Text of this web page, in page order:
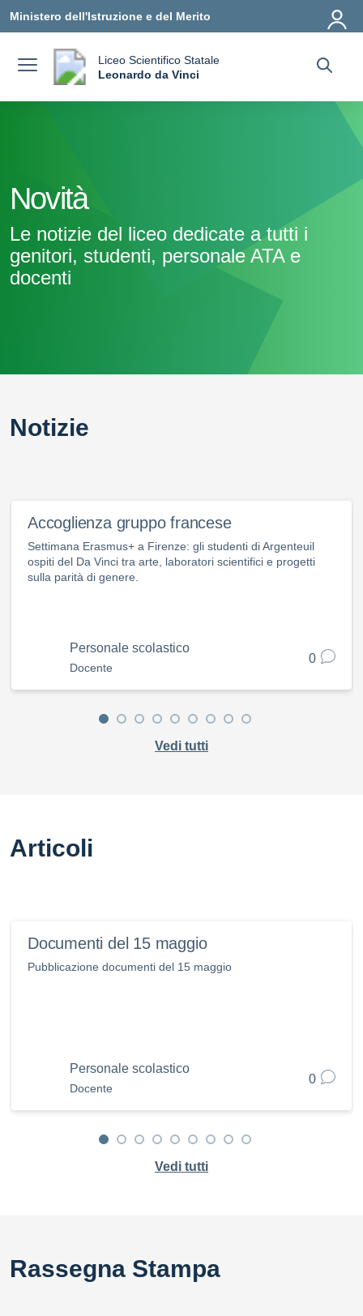
Ministero dell'Istruzione e del Merito
Liceo Scientifico Statale
Leonardo da Vinci
Novità
Le notizie del liceo dedicate a tutti i
genitori, studenti, personale ATA e
docenti
Notizie
Accoglienza gruppo francese
Settimana Erasmus+ a Firenze: gli studenti di Argenteuil
ospiti del Da Vinci tra arte, laboratori scientifici e progetti
sulla parità di genere.
Personale scolastico
Docente
0
Vedi tutti
Articoli
Documenti del 15 maggio
Pubblicazione documenti del 15 maggio
Personale scolastico
Docente
0
Vedi tutti
Rassegna Stampa